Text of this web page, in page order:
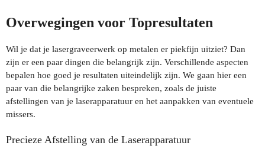
Overwegingen voor Topresultaten
Wil je dat je lasergraveerwerk op metalen er piekfijn uitziet? Dan
zijn er een paar dingen die belangrijk zijn. Verschillende aspecten
bepalen hoe goed je resultaten uiteindelijk zijn. We gaan hier een
paar van die belangrijke zaken bespreken, zoals de juiste
afstellingen van je laserapparatuur en het aanpakken van eventuele
missers.
Precieze Afstelling van de Laserapparatuur